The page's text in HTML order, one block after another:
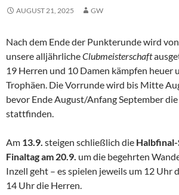
AUGUST 21, 2025 GW
Nach dem Ende der Punkterunde wird
unsere alljährlicheClubmeisterschaft
19 Herren und 10 Damen kämpfen heuer
Trophäen. Die Vorrunde wird bis Mitte
bevor Ende August/Anfang September
stattfinden.
Am 13.9. steigen schließlich die
Finaltag am 20.9. um die begehrten
Inzell geht – es spielen jeweils um 12 Uhr
14 Uhr die Herren.